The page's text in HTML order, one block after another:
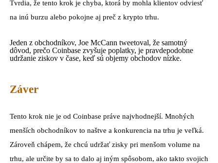
Tvrdia, že tento krok je chyba, ktorá by mohla klientov odviesť
na inú burzu alebo pokojne aj preč z krypto trhu.
Jeden z obchodníkov, Joe McCann tweetoval, že samotný
dôvod, prečo Coinbase zvyšuje poplatky, je pravdepodobne
udržanie ziskov v čase, keď sú objemy obchodov nízke.
Záver
Tento krok nie je od Coinbase práve najvhodnejší. Mnohých
menších obchodníkov to naštve a konkurencia na trhu je veľká.
Zároveň chápem, že chcú udržať zisky pri menšom volume na
trhu, ale určite by sa to dalo aj iným spôsobom, ako takto svojich